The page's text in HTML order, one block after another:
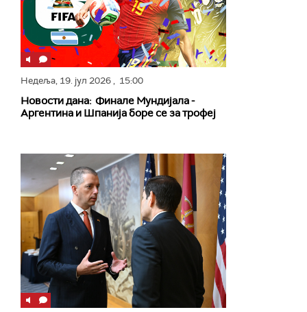
Недеља, 19. јул 2026, 15:00
Новости дана: Финале Мундијала -
Аргентина и Шпанија боре се за трофеј